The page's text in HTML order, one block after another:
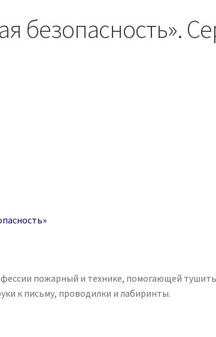
безопасность».
пожарный и технике, помогающей
к письму, проводилки и лабиринты.